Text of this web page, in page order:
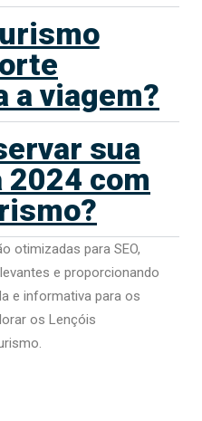
a viagem?
sua
2024 com
otimizadas para SEO,
e proporcionando
e informativa para os
os Lençóis